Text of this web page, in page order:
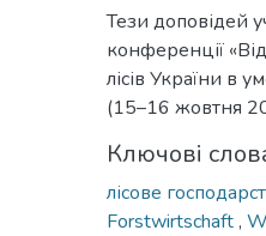
Тези доповідей
конференції
лісів України в
(15–16 жовтня
Ключові
лісове
Forstwirtschaft,